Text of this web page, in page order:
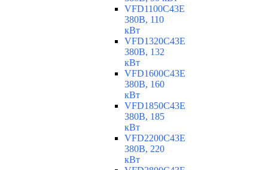
VFD1100C43E
380В, 110
кВт
VFD1320C43E
380В, 132
кВт
VFD1600C43E
380В, 160
кВт
VFD1850C43E
380В, 185
кВт
VFD2200C43E
380В, 220
кВт